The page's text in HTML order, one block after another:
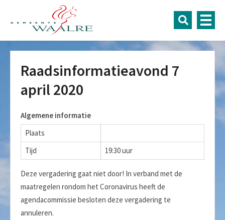
Raadsinformatieavond 7
april 2020
Algemene informatie
Plaats
Tijd
19:30 uur
Deze vergadering gaat niet door! In verband met de
maatregelen rondom het Coronavirus heeft de
agendacommissie besloten deze vergadering te
annuleren.